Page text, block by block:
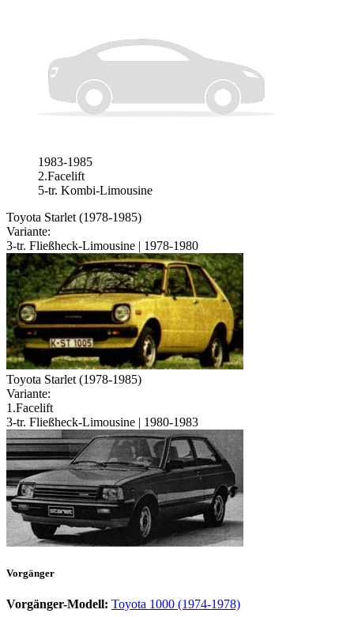
1983-1985
2.Facelift
5-tr. Kombi-Limousine
Toyota Starlet (1978-1985)
Variante:
3-tr. Fließheck-Limousine | 1978-1980
Toyota Starlet (1978-1985)
Variante:
1.Facelift
3-tr. Fließheck-Limousine | 1980-1983
Vorgänger
Vorgänger-Modell: Toyota 1000 (1974-1978)